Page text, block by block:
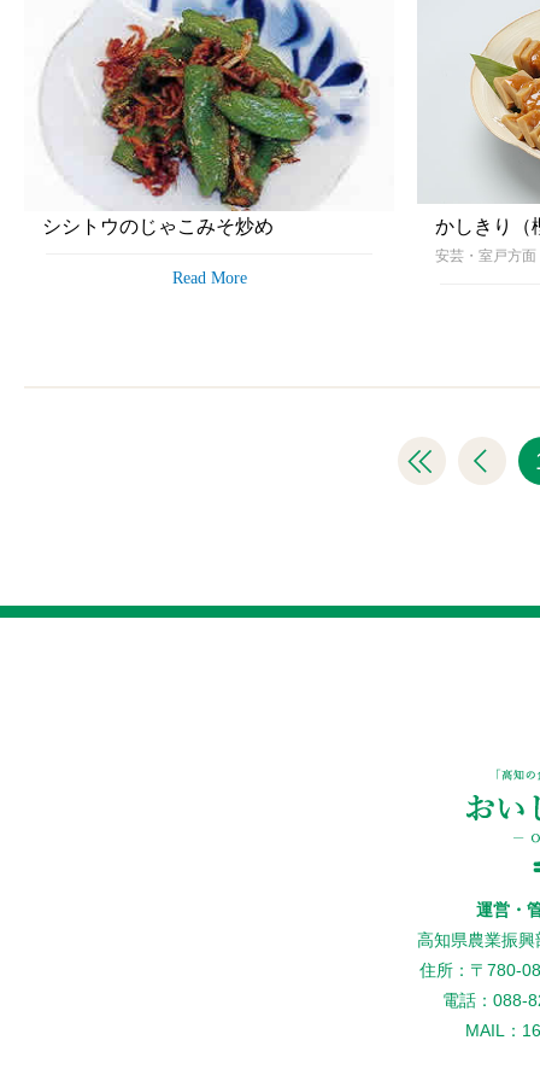
シシトウのじゃこみそ炒め
Read More
かしきり（
安芸・室戸方
運営・
高知県農業振
住所：〒780-
電話：088-
MAIL：